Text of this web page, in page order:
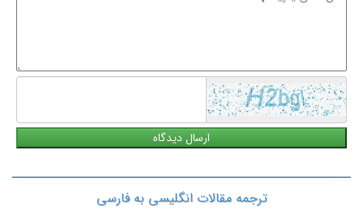
ترجمه مقالات انگلیسی به فارسی